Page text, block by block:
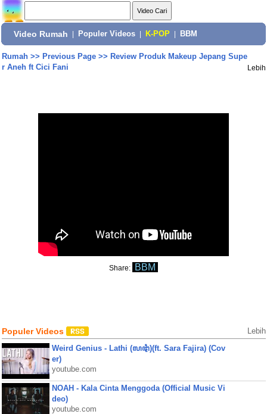
Video Rumah Populer Videos K-POP BBM
Rumah>> Previous Page>> Review Produk Makeup Jepang Supe
r Aneh ft Cici Fani
Lebih
Share: BBM
Populer Videos Lebih
Weird Genius - Lathi (ꦭꦛꦶ)(ft. Sara Fajira) (Cov
er)
youtube.com
NOAH - Kala Cinta Menggoda (Official Music Vi
deo)
youtube.com